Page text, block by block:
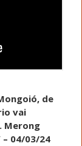
de
vai
Merong
04/03/24